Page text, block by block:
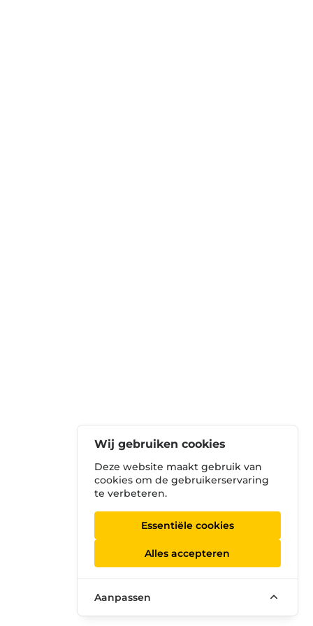
Wij gebruiken cookies
Deze website maakt gebruik van
cookies om de gebruikerservaring
te verbeteren.
Essentiële cookies
Alles accepteren
Aanpassen